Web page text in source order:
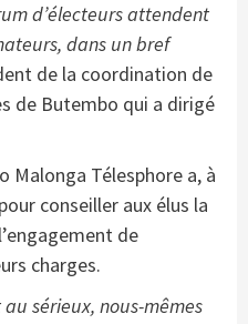
d’électeurs attendent
dans un bref
de la coordination de
de Butembo qui a dirigé
Malonga Télesphore a, à
conseiller aux élus la
de
charges.
sérieux, nous-mêmes